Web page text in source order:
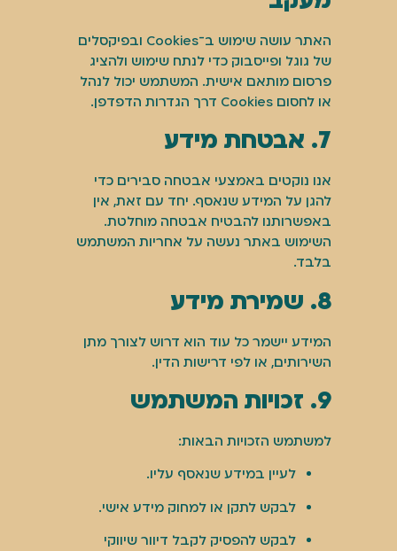
האתר עושה שימוש ב־Cookies ובפיקסלים
של גוגל ופייסבוק כדי לנתח שימוש ולהציג
פרסום מותאם אישית. המשתמש יכול לנהל
או לחסום Cookies דרך הגדרות הדפדפן.
7. אבטחת מידע
אנו נוקטים באמצעי אבטחה סבירים כדי
להגן על המידע שנאסף. יחד עם זאת, אין
באפשרותנו להבטיח אבטחה מוחלטת.
השימוש באתר נעשה על אחריות המשתמש
בלבד.
8. שמירת מידע
המידע יישמר כל עוד הוא דרוש לצורך מתן
השירותים, או לפי דרישות הדין.
9. זכויות המשתמש
למשתמש הזכויות הבאות:
לעיין במידע שנאסף עליו.
לבקש לתקן או למחוק מידע אישי.
לבקש להפסיק לקבל דיוור שיווקי